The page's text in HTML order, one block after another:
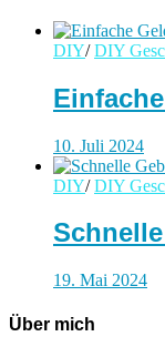
DIY/ DIY
10. Juli 2024
DIY/ DIY
19. Mai 2024
Über mich